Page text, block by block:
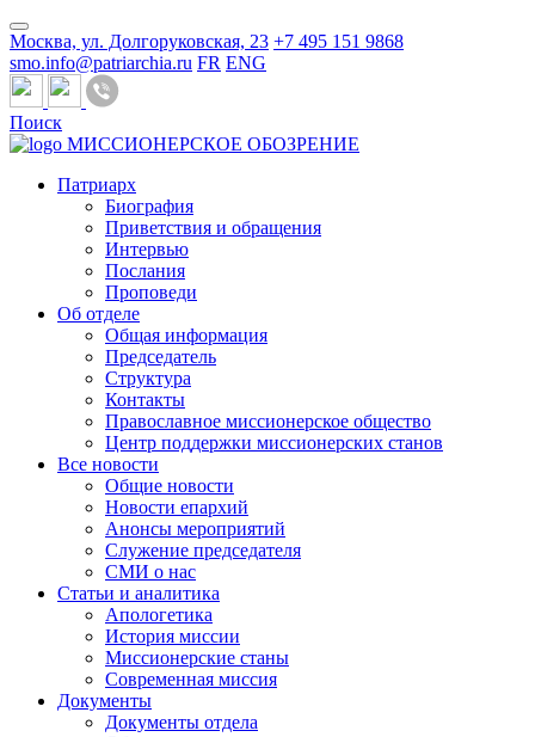
Москва, ул. Долгоруковская, 23 +7 495 151 9868
smo.info@patriarchia.ru FR ENG
Поиск
МИССИОНЕРСКОЕ ОБОЗРЕНИЕ
Патриарх
Биография
Приветствия и обращения
Интервью
Послания
Проповеди
Об отделе
Общая информация
Председатель
Структура
Контакты
Православное миссионерское общество
Центр поддержки миссионерских станов
Все новости
Общие новости
Новости епархий
Анонсы мероприятий
Служение председателя
СМИ о нас
Статьи и аналитика
Апологетика
История миссии
Миссионерские станы
Современная миссия
Документы
Документы отдела